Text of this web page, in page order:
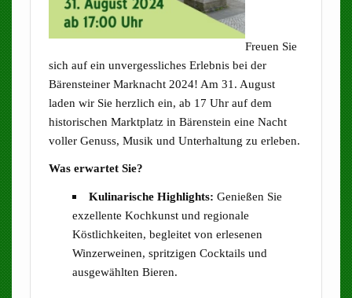
Freuen Sie
sich auf ein unvergessliches Erlebnis bei der
Bärensteiner Marknacht 2024! Am 31. August
laden wir Sie herzlich ein, ab 17 Uhr auf dem
historischen Marktplatz in Bärenstein eine Nacht
voller Genuss, Musik und Unterhaltung zu erleben.
Was erwartet Sie?
Kulinarische Highlights: Genießen Sie
exzellente Kochkunst und regionale
Köstlichkeiten, begleitet von erlesenen
Winzerweinen, spritzigen Cocktails und
ausgewählten Bieren.